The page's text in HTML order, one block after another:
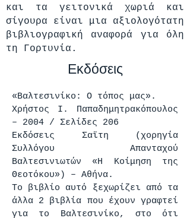
και τα γειτονικά χωριά και
σίγουρα είναι μια αξιολογότατη
βιβλιογραφική αναφορά για όλη
τη Γορτυνία.
Εκδόσεις
«Βαλτεσινίκο: Ο τόπος μας».
Χρήστος Ι. Παπαδημητρακόπουλος
– 2004 / Σελίδες 206
Εκδόσεις Σαϊτη (χορηγία
Συλλόγου Απανταχού
Βαλτεσινιωτών «Η Κοίμηση της
Θεοτόκου») – Αθήνα.
Το βιβλίο αυτό ξεχωρίζει από τα
άλλα 2 βιβλία που έχουν γραφτεί
για το Βαλτεσινίκο, στο ότι